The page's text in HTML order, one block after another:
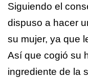
Siguiendo el
dispuso a hacer
su mujer, ya que
Así que cogió su
ingrediente de la